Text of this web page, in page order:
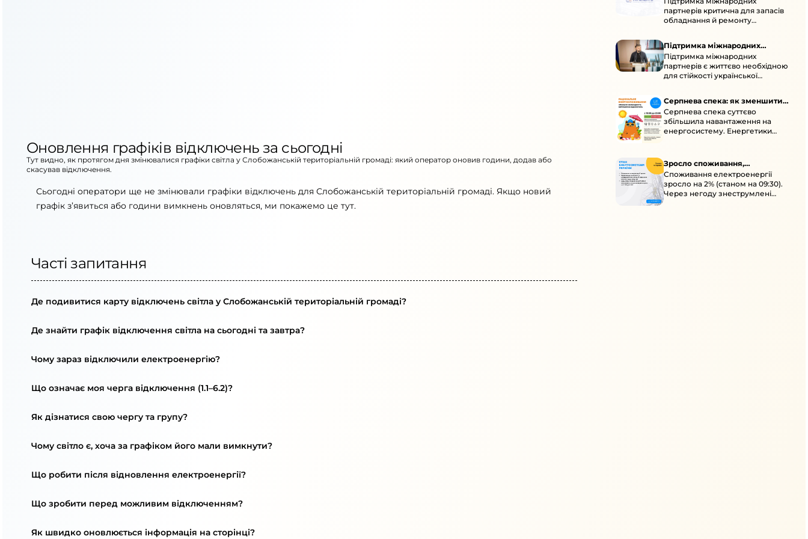
Оновлення графіків відключень за сьогодні
Тут видно, як протягом дня змінювалися графіки світла у Слобожанській територіальній громаді: який оператор оновив години, додав або
скасував відключення.
Сьогодні оператори ще не змінювали графіки відключень для Слобожанській територіальній громаді. Якщо новий
графік з’явиться або години вимкнень оновляться, ми покажемо це тут.
Часті запитання
Де подивитися карту відключень світла у Слобожанській територіальній громаді?
Де знайти графік відключення світла на сьогодні та завтра?
Чому зараз відключили електроенергію?
Що означає моя черга відключення (1.1–6.2)?
Як дізнатися свою чергу та групу?
Чому світло є, хоча за графіком його мали вимкнути?
Що робити після відновлення електроенергії?
Що зробити перед можливим відключенням?
Як швидко оновлюється інформація на сторінці?
підтримка для стійкості
енергосистеми
партнерів критична для запасів
обладнання й ремонту
Підтримка міжнародних
партнерів для стійкості
енергосистеми
Підтримка міжнародних
партнерів є життєво необхідною
для стійкості української
наступної зими.
Серпнева спека: як зменшити
навантаження
Серпнева спека суттєво
збільшила навантаження на
енергосистему. Енергетики
ощадливо споживати.
Зросло споживання,
знеструмлення через негоду й
атаки
Споживання електроенергії
зросло на 2% (станом на 09:30).
Через негоду знеструмлені
понад 70 населених пунктів.